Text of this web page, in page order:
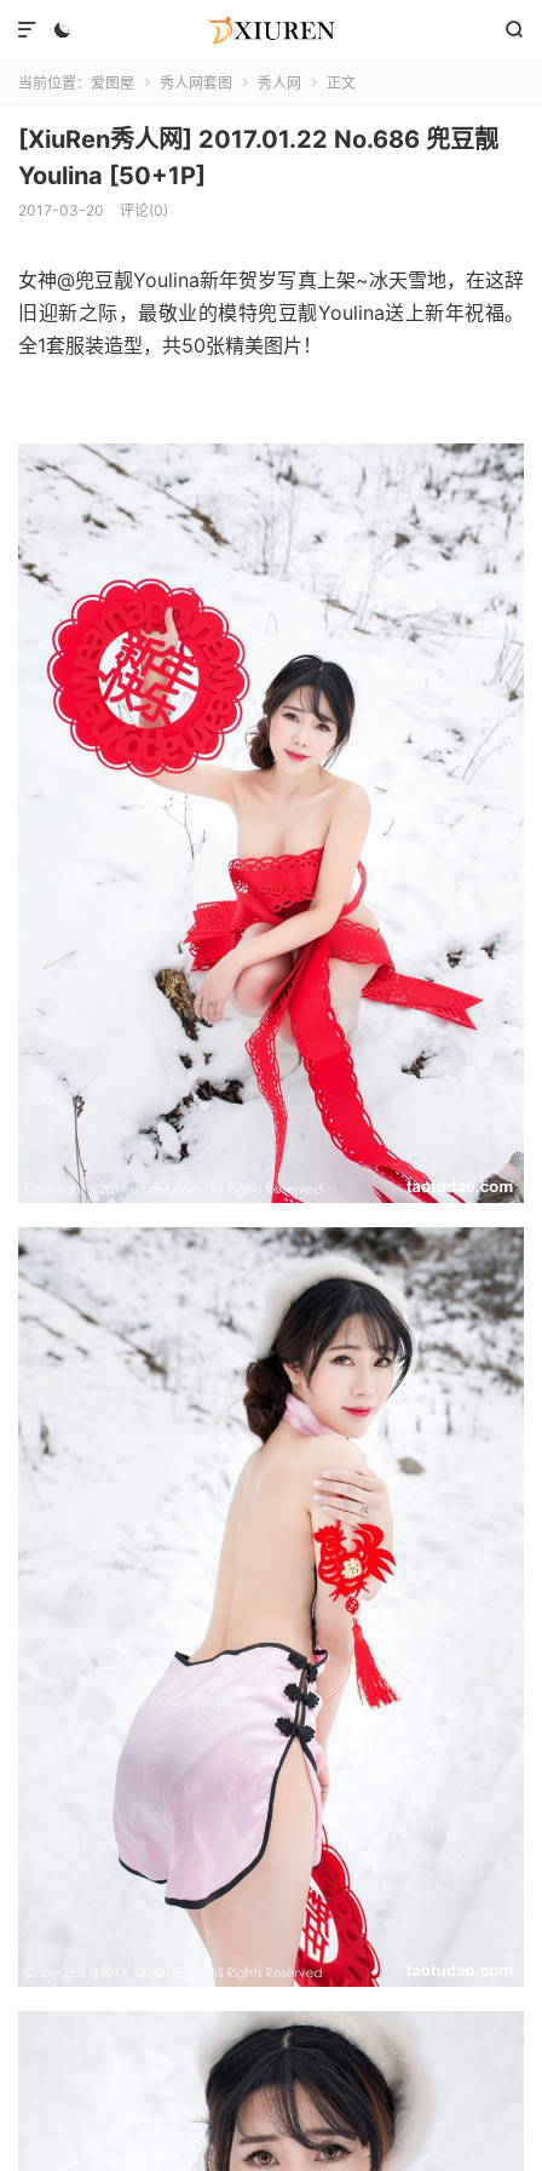
 

当前位置： 爱图屋  秀人网套图  秀人网  正文
[XiuRen秀人网] 2017.01.22 No.686 兜豆靓
Youlina [50+1P]
2017-03-20 评论(0)
女神@兜豆靓Youlina新年贺岁写真上架~冰天雪地，在这辞
旧迎新之际，最敬业的模特兜豆靓Youlina送上新年祝福。
全1套服装造型，共50张精美图片！